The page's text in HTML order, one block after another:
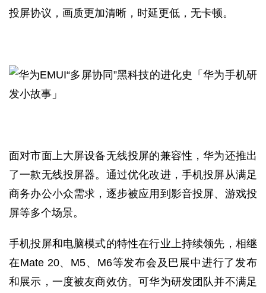
投屏协议，画质更加清晰，时延更低，无卡顿。
面对市面上大屏设备无线投屏的兼容性，华为还推出
了一款无线投屏器。通过优化改进，手机投屏从满足
商务办公小众需求，逐步被应用到影音投屏、游戏投
屏等多个场景。
手机投屏和电脑模式的特性在行业上持续领先，相继
在Mate 20、M5、M6等发布会及巴展中进行了发布
和展示，一度被友商效仿。可华为研发团队并不满足